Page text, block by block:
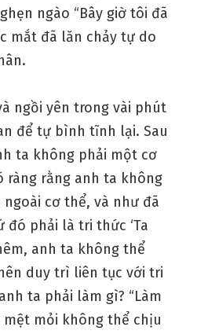
ngào “Bây giờ tôi đã
mắt đã lăn chảy tự do
ngồi yên trong vài phút
để tự bình tĩnh lại. Sau
ta không phải một cơ
ràng rằng anh ta không
cơ thể, và như đã
phải là tri thức ‘Ta
anh ta không thể
duy trì liên tục với tri
ta phải làm gì? “Làm
mệt mỏi không thể chịu